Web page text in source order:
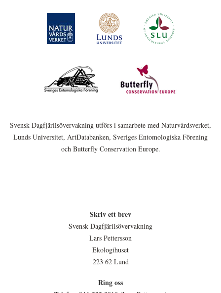
Svensk Dagfjärilsövervakning utförs i samarbete med Naturvårdsverket,
Lunds Universitet, ArtDatabanken, Sveriges Entomologiska Förening
och Butterfly Conservation Europe.
Skriv ett brev
Svensk Dagfjärilsövervakning
Lars Pettersson
Ekologihuset
223 62 Lund
Ring oss